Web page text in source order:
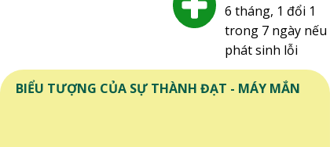
6 tháng, 1 đổi 1
trong 7 ngày nếu
phát sinh lỗi
BIỂU TƯỢNG CỦA SỰ THÀNH ĐẠT - MÁY MẮN